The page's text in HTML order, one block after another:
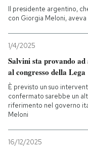
Il presidente argentino,
con Giorgia Meloni, aveva
1/4/2025
Salvini sta provando
al congresso della Lega
È previsto un suo
confermato sarebbe un
riferimento nel governo
Meloni
16/12/2025